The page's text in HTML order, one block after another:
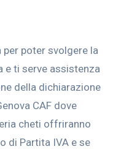
per poter svolgere la
e ti serve assistenza
della dichiarazione
CAF dove
cheti offriranno
di Partita IVA e se